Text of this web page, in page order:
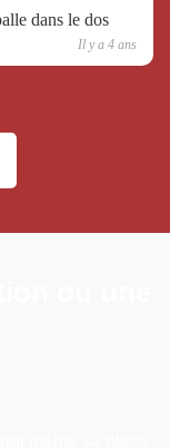
dans le dos
Il y a 4 ans